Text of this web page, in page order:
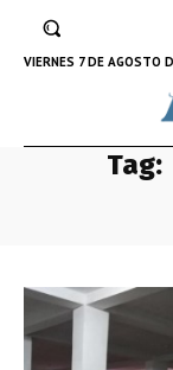
VIERNES 7 DE AGOSTO
Tag: